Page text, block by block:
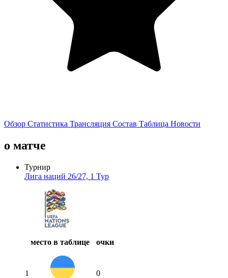
Обзор Статистика Трансляция Состав Таблица Новости
о матче
Турнир
Лига наций 26/27, 1 Тур
место в таблице очки
1 0